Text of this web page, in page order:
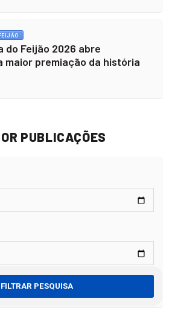
do Feijão 2026 abre
maior premiação da história
PUBLICAÇÕES
FILTRAR PESQUISA